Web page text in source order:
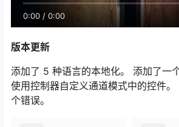
0:00 / 0:00
版本更新
添加了 5 种语言的本地化。 添加了一
使用控制器自定义通道模式中的控件
个错误。